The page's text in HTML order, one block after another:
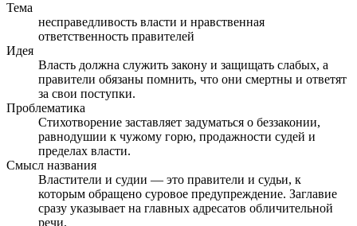
Тема
несправедливость власти и нравственная
ответственность правителей
Идея
Власть должна служить закону и защищать слабых, а
правители обязаны помнить, что они смертны и ответят
за свои поступки.
Проблематика
Стихотворение заставляет задуматься о беззаконии,
равнодушии к чужому горю, продажности судей и
пределах власти.
Смысл названия
Властители и судии — это правители и судьи, к
которым обращено суровое предупреждение. Заглавие
сразу указывает на главных адресатов обличительной
речи.